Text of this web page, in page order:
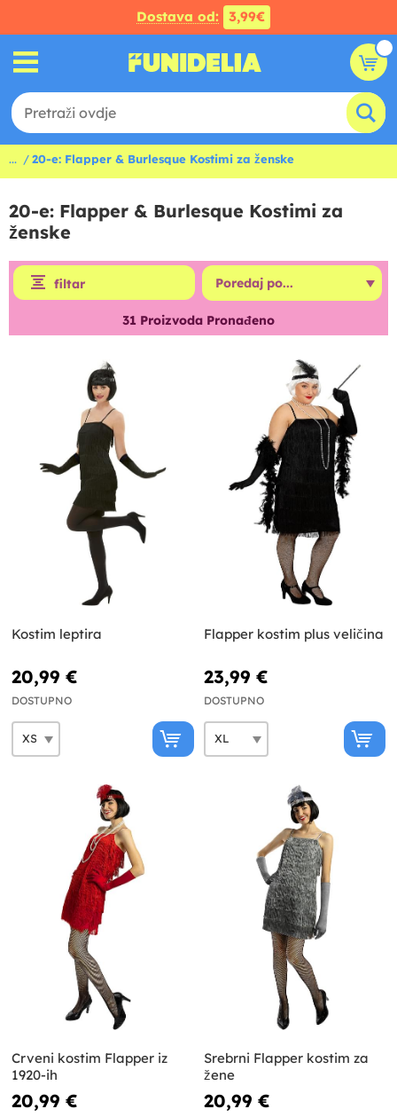
Dostava od: 3,99€
... 20-e: Flapper & Burlesque Kostimi za ženske
20-e: Flapper & Burlesque Kostimi za
ženske
filtar
31 Proizvoda Pronađeno
Kostim leptira
20,99 €
DOSTUPNO
Flapper kostim plus veličina
23,99 €
DOSTUPNO
Crveni kostim Flapper iz
1920-ih
20,99 €
Srebrni Flapper kostim za
žene
20,99 €